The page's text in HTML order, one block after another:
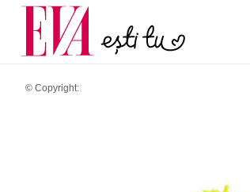
© Copyright:
Carieră
Actualitate